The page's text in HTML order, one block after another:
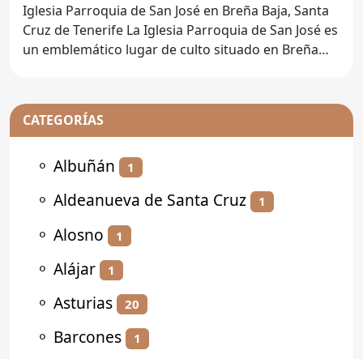
Iglesia Parroquia de San José en Breña Baja, Santa
Cruz de Tenerife La Iglesia Parroquia de San José es
un emblemático lugar de culto situado en Breña
CATEGORÍAS
⚬ Albuñán 1
⚬ Aldeanueva de Santa Cruz 1
⚬ Alosno 1
⚬ Alájar 1
⚬ Asturias 20
⚬ Barcones 1